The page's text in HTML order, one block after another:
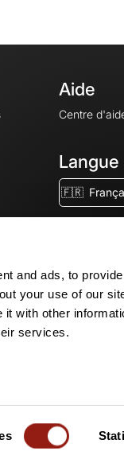
and ads, to
your use of our
with other
services.
Aide
Centre
Langue
🇫🇷
Créez